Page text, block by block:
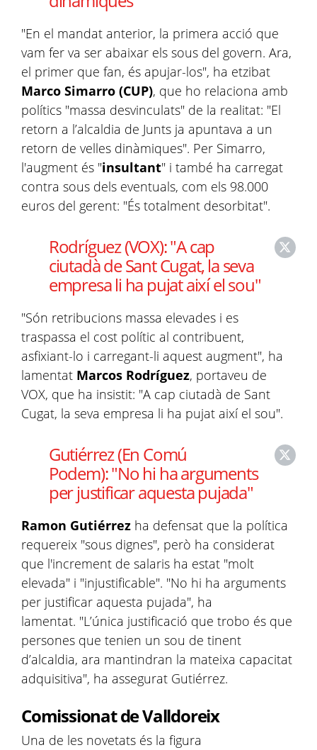
"En el mandat anterior, la primera acció que
vam fer va ser abaixar els sous del govern. Ara,
el primer que fan, és apujar-los", ha etzibat
Marco Simarro (CUP), que ho relaciona amb
polítics "massa desvinculats" de la realitat: "El
retorn a l’alcaldia de Junts ja apuntava a un
retorn de velles dinàmiques". Per Simarro,
l'augment és "insultant" i també ha carregat
contra sous dels eventuals, com els 98.000
euros del gerent: "És totalment desorbitat".
Rodríguez (VOX): "A cap
ciutadà de Sant Cugat, la seva
empresa li ha pujat així el sou"
"Són retribucions massa elevades i es
traspassa el cost polític al contribuent,
asfixiant-lo i carregant-li aquest augment", ha
lamentat Marcos Rodríguez, portaveu de
VOX, que ha insistit: "A cap ciutadà de Sant
Cugat, la seva empresa li ha pujat així el sou".
Gutiérrez (En Comú
Podem): "No hi ha arguments
per justificar aquesta pujada"
Ramon Gutiérrez ha defensat que la política
requereix "sous dignes", però ha considerat
que l'increment de salaris ha estat "molt
elevada" i "injustificable". "No hi ha arguments
per justificar aquesta pujada", ha
lamentat. "L’única justificació que trobo és que
persones que tenien un sou de tinent
d’alcaldia, ara mantindran la mateixa capacitat
adquisitiva", ha assegurat Gutiérrez.
Comissionat de Valldoreix
Una de les novetats és la figura